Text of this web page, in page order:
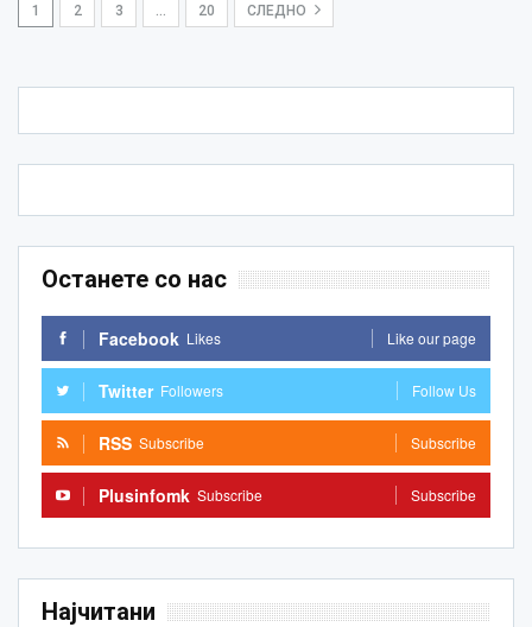
1 2 3 20 СЛЕДНО
Останете со нас
Facebook Likes Like our page
Twitter Followers Follow Us
RSS Subscribe Subscribe
Plusinfomk Subscribe Subscribe
Најчитани